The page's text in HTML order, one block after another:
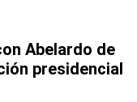
Abelardo de
presidencial